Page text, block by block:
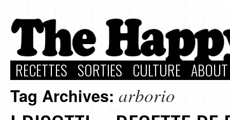
RECETTES SORTIES CULTURE
Tag Archives: arborio